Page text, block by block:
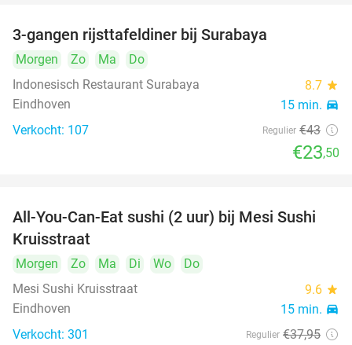
3-gangen rijsttafeldiner bij Surabaya
Morgen Zo Ma
Do
Indonesisch Restaurant Surabaya
8.7 star
Eindhoven 15 min. directions_car
Verkocht: 107 Regulier €43
€23,50
21%
All-You-Can-Eat sushi (2 uur) bij Mesi Sushi
Kruisstraat
Morgen Zo Ma Di Wo
Do
Mesi Sushi Kruisstraat
9.6 star
Eindhoven 15 min. directions_car
Verkocht: 301 Regulier €37,95